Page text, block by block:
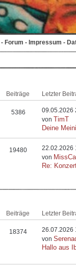
- Forum - Impressum -
Beiträge Letzter
5386
09.05.2026
von TimT
Deine
19480
22.02.2026
von
Re:
Beiträge Letzter
18374
26.07.2026
von
Hallo aus